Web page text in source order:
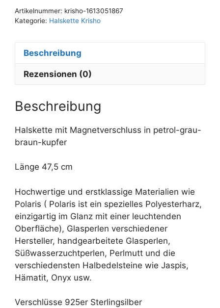
e
t
e
Artikelnummer: krisho-1613051867
Kategorie: Halskette Krisho
Beschreibung
Rezensionen (0)
Beschreibung
Halskette mit Magnetverschluss in petrol-grau-
braun-kupfer
Länge 47,5 cm
Hochwertige und erstklassige Materialien wie
Polaris ( Polaris ist ein spezielles Polyesterharz,
einzigartig im Glanz mit einer leuchtenden
Oberfläche), Glasperlen verschiedener
Hersteller, handgearbeitete Glasperlen,
Süßwasserzuchtperlen, Perlmutt und die
verschiedensten Halbedelsteine wie Jaspis,
Hämatit, Onyx usw.
Verschlüsse 925er Sterlingsilber